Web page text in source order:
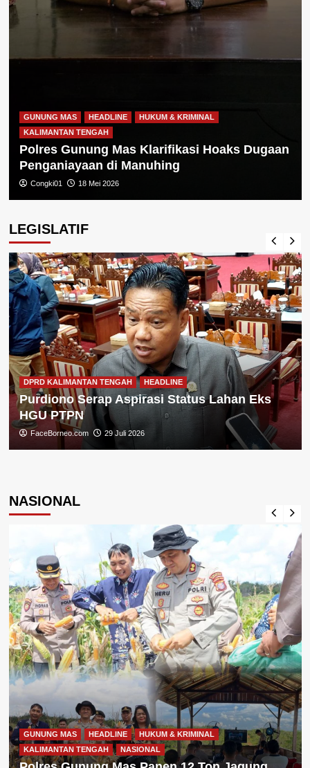
GUNUNG MAS HEADLINE
HUKUM & KRIMINAL
KALIMANTAN TENGAH
Polres Gunung Mas Klarifikasi Hoaks Dugaan
Penganiayaan di Manuhing
Congki01 18 Mei 2026
LEGISLATIF
DPRD KALIMANTAN TENGAH HEADLINE
Purdiono Serap Aspirasi Status Lahan Eks
HGU PTPN
FaceBorneo.com 29 Juli 2026
NASIONAL
GUNUNG MAS HEADLINE
HUKUM & KRIMINAL
KALIMANTAN TENGAH
NASIONAL